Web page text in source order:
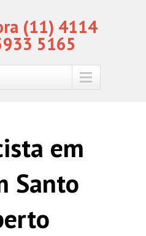
(11) 4114
5165
em
Santo